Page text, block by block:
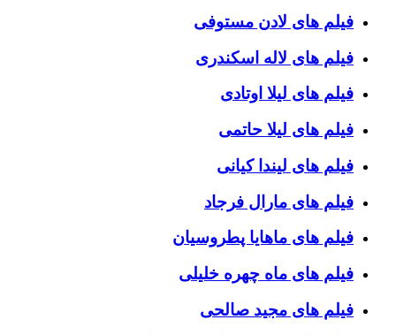
فیلم های لادن مستوفی
فیلم های لاله اسکندری
فیلم های لیلا اوتادی
فیلم های لیلا حاتمی
فیلم های لیندا کیانی
فیلم های مارال فرجاد
فیلم های ماهایا پطروسیان
فیلم های ماه چهره خلیلی
فیلم های مجید صالحی